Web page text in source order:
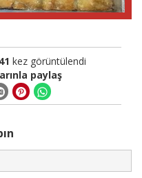
kez görüntülendi
paylaş